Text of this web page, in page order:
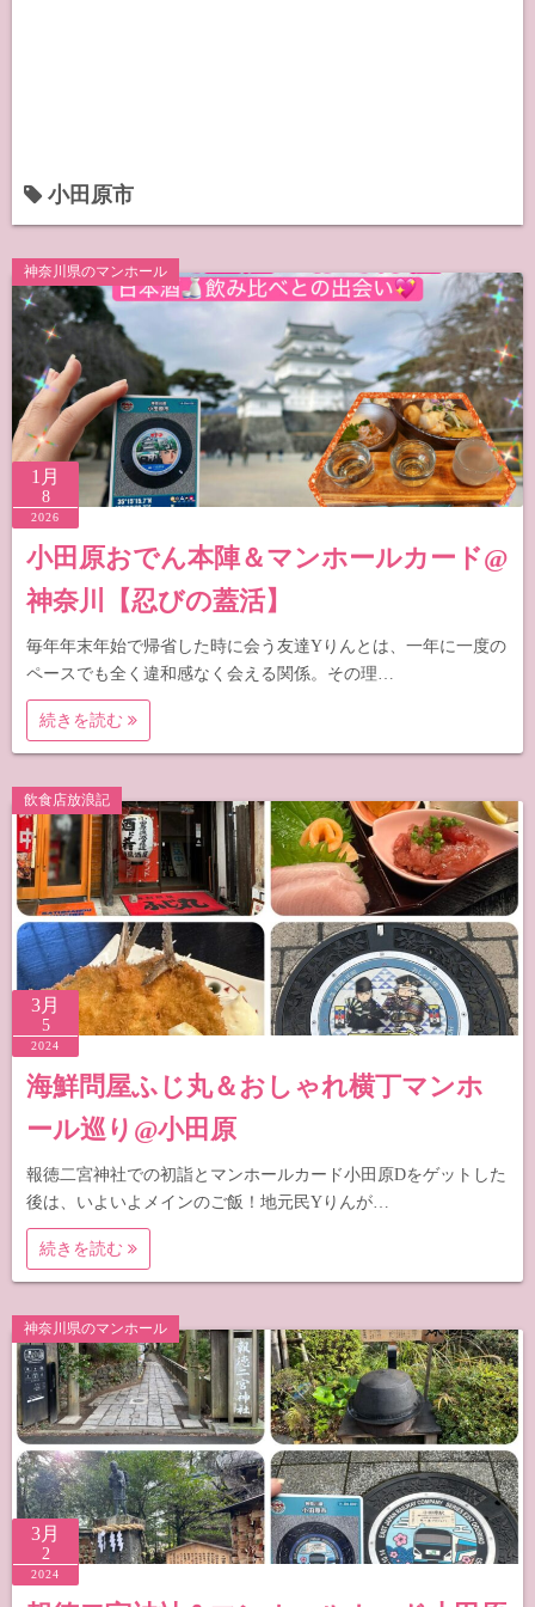
小田原市
神奈川県のマンホール
1月
8
2026
小田原おでん本陣＆マンホールカード@
神奈川【忍びの蓋活】
毎年年末年始で帰省した時に会う友達Yりんとは、一年に一度の
ペースでも全く違和感なく会える関係。その理…
続きを読む
飲食店放浪記
3月
5
2024
海鮮問屋ふじ丸＆おしゃれ横丁マンホ
ール巡り@小田原
報徳二宮神社での初詣とマンホールカード小田原Dをゲットした
後は、いよいよメインのご飯！地元民Yりんが…
続きを読む
神奈川県のマンホール
3月
2
2024